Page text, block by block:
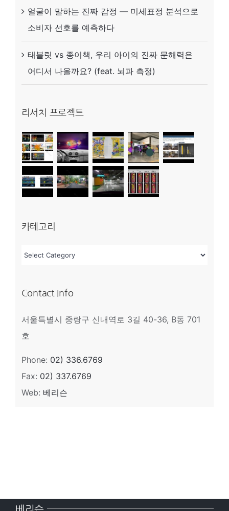
얼굴이 말하는 진짜 감정 — 미세표정 분석으로
소비자 선호를 예측하다
태블릿 vs 종이책, 우리 아이의 진짜 문해력은
어디서 나올까요? (feat. 뇌파 측정)
리서치 프로젝트
카테고리
카
Contact Info
서울특별시 중랑구 신내역로 3길 40-36, B동 701
호
Phone: 02) 336.6769
Fax: 02) 337.6769
Web: 베리슨